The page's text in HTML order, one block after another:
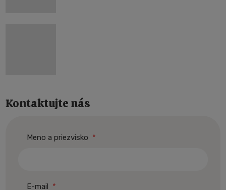
Kontaktujte nás
Meno a priezvisko *
E-mail *